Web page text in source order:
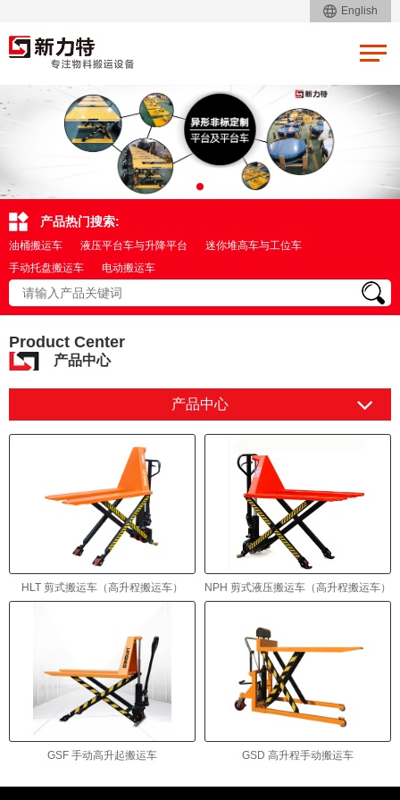
English
产品热门搜索:
油桶搬运车 液压平台车与升降平台
迷你堆高车与工位车
手动托盘搬运车
电动搬运车
Product Center
产品中心
产品中心
HLT 剪式搬运车（高升程搬运车） NPH 剪式液压搬运车（高升程搬运车）
GSF 手动高升起搬运车 GSD 高升程手动搬运车